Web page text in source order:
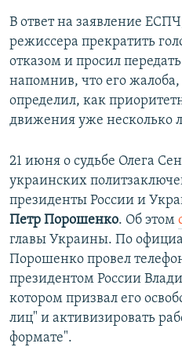
В ответ на заявление
режиссера прекратить
отказом и просил
напомнив, что его
определил, как
движения уже несколько
21 июня о судьбе Олега
украинских
президенты России и
Петр Порошенко. Об этом
главы Украины. По
Порошенко провел
президентом России
котором призвал его
лиц" и активизировать
формате".